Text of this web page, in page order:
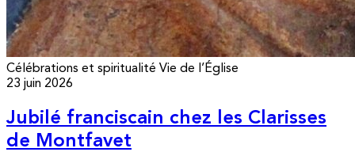
Célébrations et spiritualité Vie de l’Église
23 juin 2026
Jubilé franciscain chez les Clarisses
de Montfavet